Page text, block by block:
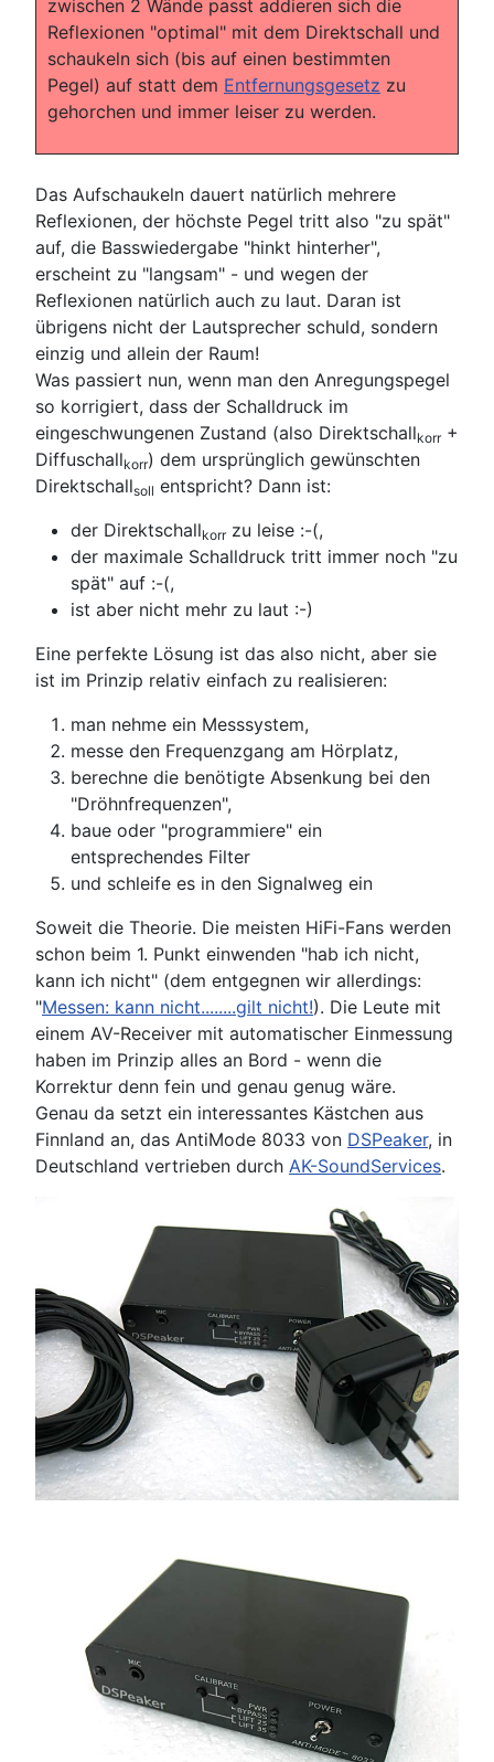
zwischen 2 Wände passt addieren sich die
Reflexionen "optimal" mit dem Direktschall und
schaukeln sich (bis auf einen bestimmten
Pegel) auf statt dem Entfernungsgesetz zu
gehorchen und immer leiser zu werden.
Das Aufschaukeln dauert natürlich mehrere
Reflexionen, der höchste Pegel tritt also "zu spät"
auf, die Basswiedergabe "hinkt hinterher",
erscheint zu "langsam" - und wegen der
Reflexionen natürlich auch zu laut. Daran ist
übrigens nicht der Lautsprecher schuld, sondern
einzig und allein der Raum!
Was passiert nun, wenn man den Anregungspegel
so korrigiert, dass der Schalldruck im
eingeschwungenen Zustand (also Direktschallkorr+
Diffuschallkorr) dem ursprünglich gewünschten
Direktschallsoll entspricht? Dann ist:
der Direktschallkorrzu leise :-(,
der maximale Schalldruck tritt immer noch "zu
spät" auf :-(,
ist aber nicht mehr zu laut :-)
Eine perfekte Lösung ist das also nicht, aber sie
ist im Prinzip relativ einfach zu realisieren:
man nehme ein Messsystem,
messe den Frequenzgang am Hörplatz,
berechne die benötigte Absenkung bei den
"Dröhnfrequenzen",
baue oder "programmiere" ein
entsprechendes Filter
und schleife es in den Signalweg ein
Soweit die Theorie. Die meisten HiFi-Fans werden
schon beim 1. Punkt einwenden "hab ich nicht,
kann ich nicht" (dem entgegnen wir allerdings:
"Messen: kann nicht........gilt nicht!). Die Leute mit
einem AV-Receiver mit automatischer Einmessung
haben im Prinzip alles an Bord - wenn die
Korrektur denn fein und genau genug wäre.
Genau da setzt ein interessantes Kästchen aus
Finnland an, das AntiMode 8033 von DSPeaker, in
Deutschland vertrieben durch AK-SoundServices.